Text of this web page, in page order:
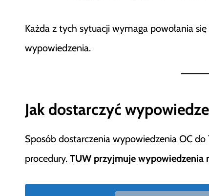
Każda z tych sytuacji wymaga powołania
wypowiedzenia.
Jak dostarczyć
Sposób dostarczenia wypowiedzenia OC
procedury. TUW przyjmuje wypowiedzenia